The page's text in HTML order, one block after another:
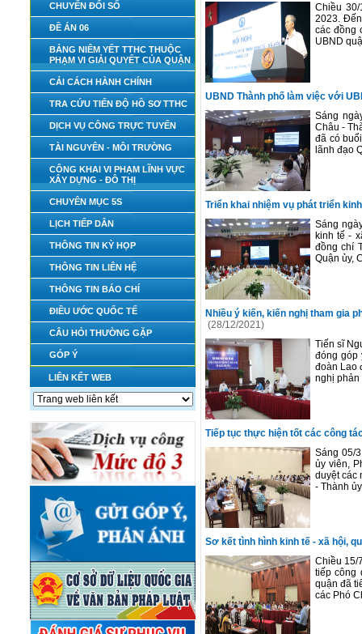
CHUYỂN ĐỔI SỐ
ĐỀ ÁN 06
BẢNG NIÊM YẾT TTHC THUỘC
PHẠM VI GIẢI QUYẾT CỦA QUẬN
CẢI CÁCH HÀNH CHÍNH
TRA CỨU TIẾN ĐỘ HỒ SƠ TTHC
DỊCH VỤ CÔNG TRỰC TUYẾN
TÀI NGUYÊN - MÔI TRƯỜNG
CÔNG KHAI VI PHẠM LĨNH VỰC
XÂY DỰNG - ĐÔ THỊ
CHUYÊN MỤC 5S
LỊCH TIẾP DÂN
THÔNG TIN KỲ HỌP
THÔNG TIN LIÊN HỆ
THÔNG TIN BÁO CHÍ
ĐIỀU ƯỚC QUỐC TẾ
CÂU HỎI THƯỜNG GẶP
GÓP Ý
LIÊN KẾT WEB
Chiều
2023.
các đồng
UBND
UBND Thành phố làm việc với
Sáng
Châu -
đã có
lãnh đạo
Triển khai nhiệm vụ phát triển
Sáng
kinh tế -
đồng chí
Quận ủy,
Nhiều ý kiến, kiến nghị tham gia
(28/12/2021)
Tiến sĩ
đóng góp
đoàn Lao
nghị phản
Tiếp tục thực hiện tốt các công
Sáng 05/
ủy viên,
duyệt các
- Thành
Sơ kết tình hình kinh tế - xã hội,
Chiều 15/
tiếp công
quận đã
các Phó